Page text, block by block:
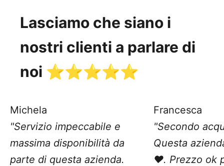
Lasciamo che siano i
nostri clienti a parlare di
noi ⭐️⭐️⭐️⭐️⭐️
Michela
"Servizio impeccabile e
massima disponibilità da
parte di questa azienda.
Francesca
"Secondo
Questa
❤️. Prezzo ok